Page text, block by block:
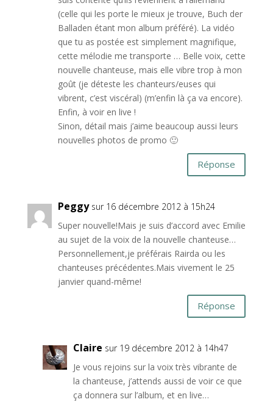
(celle qui les porte le mieux je trouve, Buch der
Balladen étant mon album préféré). La vidéo
que tu as postée est simplement magnifique,
cette mélodie me transporte … Belle voix, cette
nouvelle chanteuse, mais elle vibre trop à mon
goût (je déteste les chanteurs/euses qui
vibrent, c’est viscéral) (m’enfin là ça va encore).
Enfin, à voir en live !
Sinon, détail mais j’aime beaucoup aussi leurs
nouvelles photos de promo 🙂
Réponse
Peggy sur 16 décembre 2012 à 15h24
Super nouvelle!Mais je suis d’accord avec Emilie
au sujet de la voix de la nouvelle chanteuse…
Personnellement,je préférais Rairda ou les
chanteuses précédentes.Mais vivement le 25
janvier quand-même!
Réponse
Claire sur 19 décembre 2012 à 14h47
Je vous rejoins sur la voix très vibrante de
la chanteuse, j’attends aussi de voir ce que
ça donnera sur l’album, et en live…